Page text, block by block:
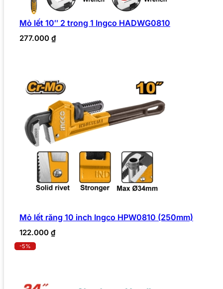
Mỏ lết 10″ 2 trong 1 Ingco HADWG0810
277.000 ₫
Mỏ lết răng 10 inch Ingco HPW0810 (250mm)
122.000 ₫
-5%